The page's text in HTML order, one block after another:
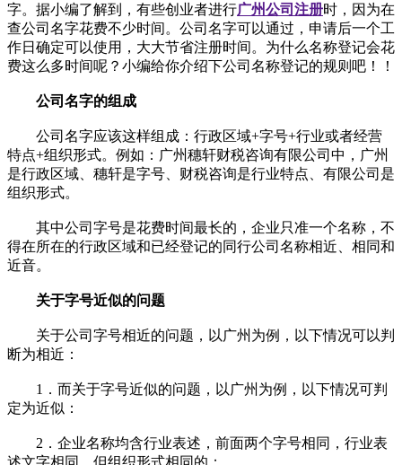
字。据小编了解到，有些创业者进行广州公司注册时，因为在
查公司名字花费不少时间。公司名字可以通过，申请后一个工
作日确定可以使用，大大节省注册时间。为什么名称登记会花
费这么多时间呢？小编给你介绍下公司名称登记的规则吧！！
公司名字的组成
公司名字应该这样组成：行政区域+字号+行业或者经营
特点+组织形式。例如：广州穗轩财税咨询有限公司中，广州
是行政区域、穗轩是字号、财税咨询是行业特点、有限公司是
组织形式。
其中公司字号是花费时间最长的，企业只准一个名称，不
得在所在的行政区域和已经登记的同行公司名称相近、相同和
近音。
关于字号近似的问题
关于公司字号相近的问题，以广州为例，以下情况可以判
断为相近：
1．而关于字号近似的问题，以广州为例，以下情况可判
定为近似：
2．企业名称均含行业表述，前面两个字号相同，行业表
述文字相同，但组织形式相同的；